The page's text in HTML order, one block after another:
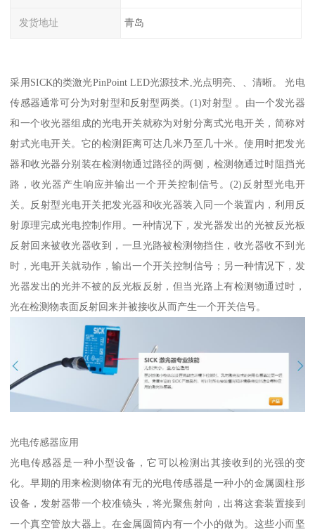
发货地址 青岛
采用SICK的类激光PinPoint LED光源技术,光点明亮、、清晰。 光电
传感器通常可分为对射型和反射型两类。(1)对射型 。由一个发光器
和一个收光器组成的光电开关就称为对射分离式光电开关，简称对
射式光电开关。它的检测距离可达几米乃至几十米。使用时把发光
器和收光器分别装在检测物通过路径的两侧，检测物通过时阻挡光
路，收光器产生响应并输出一个开关控制信号。(2)反射型光电开
关。反射型光电开关把发光器和收光器装入同一个装置内，利用反
射原理完成光电控制作用。一种情况下，发光器发出的光被反光板
反射回来被收光器收到，一旦光路被检测物挡住，收光器收不到光
时，光电开关就动作，输出一个开关控制信号；另一种情况下，发
光器发出的光并不被的反光板反射，但当光路上有检测物通过时，
光在检测物表面反射回来并被接收从而产生一个开关信号。
光电传感器应用
光电传感器是一种小型设备，它可以检测出其接收到的光强的变
化。早期的用来检测物体有无的光电传感器是一种小的金属圆柱形
设备，发射器带一个校准镜头，将光聚焦射向，出将这套装置接到
一个真空管放大器上。在金属圆筒内有一个小的做为。这些小而坚